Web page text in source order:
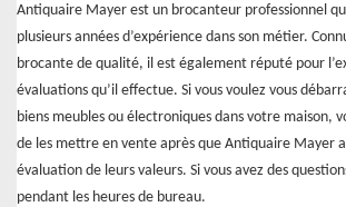
Antiquaire Mayer est un brocanteur professionnel
plusieurs années d’expérience dans son métier.
brocante de qualité, il est également réputé pour
évaluations qu’il effectue. Si vous voulez vous
biens meubles ou électroniques dans votre maison,
de les mettre en vente après que Antiquaire Mayer
évaluation de leurs valeurs. Si vous avez des
pendant les heures de bureau.